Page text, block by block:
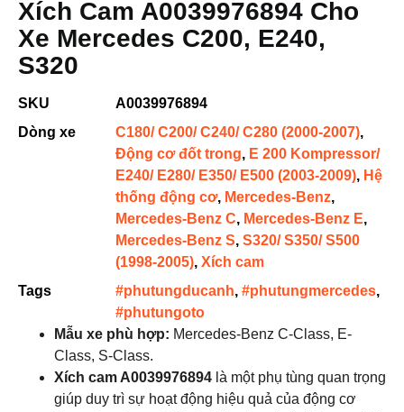
Xích Cam A0039976894 Cho
Xe Mercedes C200, E240,
S320
SKU
A0039976894
Dòng xe
C180/ C200/ C240/ C280 (2000-2007),
Động cơ đốt trong, E 200 Kompressor/
E240/ E280/ E350/ E500 (2003-2009), Hệ
thống động cơ, Mercedes-Benz,
Mercedes-Benz C, Mercedes-Benz E,
Mercedes-Benz S, S320/ S350/ S500
(1998-2005), Xích cam
Tags
#phutungducanh, #phutungmercedes,
#phutungoto
Mẫu xe phù hợp: Mercedes-Benz C-Class, E-
Class, S-Class.
Xích cam A0039976894 là một phụ tùng quan trọng
giúp duy trì sự hoạt động hiệu quả của động cơ